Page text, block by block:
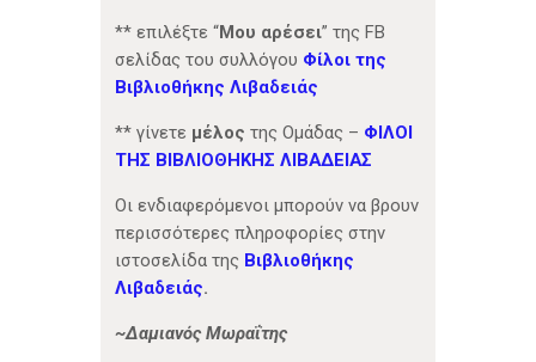
** επιλέξτε “Μου αρέσει” της FB
σελίδας του συλλόγου Φίλοι της
Βιβλιοθήκης Λιβαδειάς
** γίνετε μέλος της Ομάδας – ΦΙΛΟΙ
ΤΗΣ ΒΙΒΛΙΟΘΗΚΗΣ ΛΙΒΑΔΕΙΑΣ
Οι ενδιαφερόμενοι μπορούν να βρουν
περισσότερες πληροφορίες στην
ιστοσελίδα της Βιβλιοθήκης
Λιβαδειάς.
~Δαμιανός Μωραΐτης